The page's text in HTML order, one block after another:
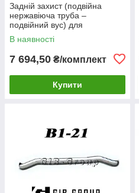
Задній захист (подвійна
нержавіюча труба –
подвійний вус) для
Volkswagen Sharan I (1999-
2009) d60х1,6мм
В наявності
7 694,50 ₴/комплект
Купити